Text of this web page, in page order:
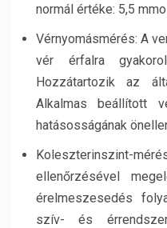
normál értéke: 5,5
Vérnyomásmérés: A
vér érfalra
Hozzátartozik az
Alkalmas beállított
hatásosságának
Koleszterinszint-
ellenőrzésével
érelmeszesedés
szív- és